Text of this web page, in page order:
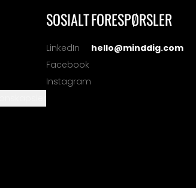
SOSIALT
LinkedIn
Facebook
Instagram
FORESPØRSLER
hello@minddig.com